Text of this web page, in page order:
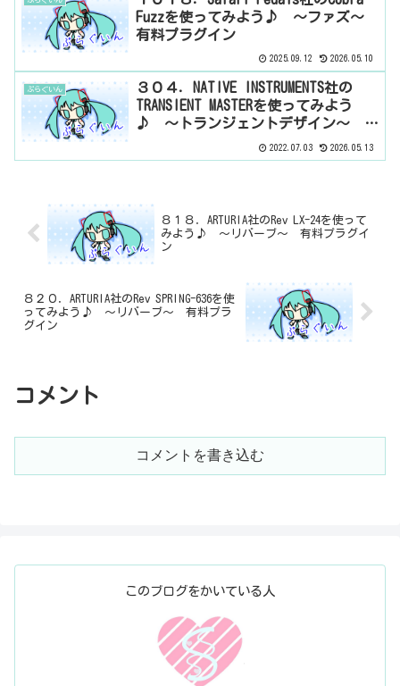
Fuzzを使ってみよう♪ ～ファズ～
有料プラグイン
2025.09.12 2026.05.10
ぷらぐいん
３０４．NATIVE INSTRUMENTS社の
TRANSIENT MASTERを使ってみよう
♪ ～トランジェントデザイン～ 有
2022.07.03 2026.05.13
８１８．ARTURIA社のRev LX-24を使って
みよう♪ ～リバーブ～ 有料プラグイ
ン
８２０．ARTURIA社のRev SPRING-636を使
ってみよう♪ ～リバーブ～ 有料プラ
グイン
コメント
コメントを書き込む
このブログをかいている人